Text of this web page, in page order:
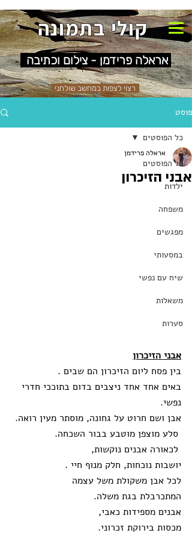
קולי בתמונה
אראלה פרידמן - צילום וכתיבה
רצוי לצפות במחשב שולחני
פוסט
כל הפוסטים
ילדות
משפחה
מפגשים
במסעותי
שיח עם נפשי
משאלות
סערות
כל הפוסטים
אבני הזיכרון
אראלה פרידמן
אבני הזיכרון
בין פסח ליום הזיכרון הם שבים .
באים אחד אחד ניצבים בדום בתוככי חדרי
נפשי.
אבן ושם חרוט על גחונה, מוסתר מעין רואה.
יושבות נוכחות, חלק מנוף חיי .
לכל אבן משקולת משל עצמה
המתכרבלת בגת משלה.
אבנים מספידות כאבי,
מכסות בירוקת זכרוני.